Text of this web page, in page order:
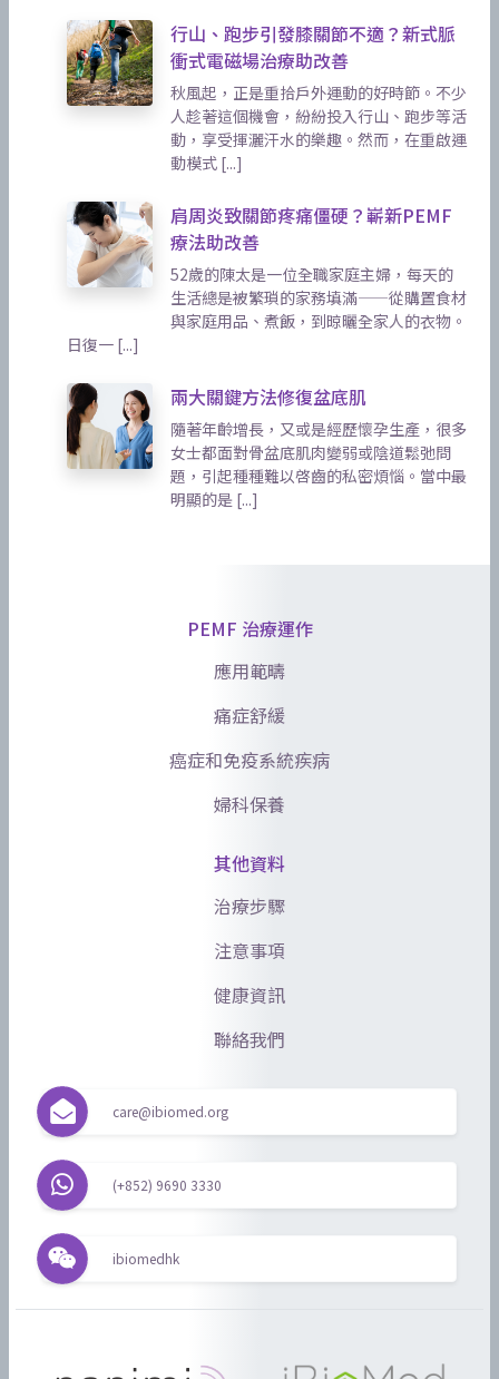
行山、跑步引發膝關節不適？新式脈
衝式電磁場治療助改善
秋風起，正是重拾戶外運動的好時節。不少
人趁著這個機會，紛紛投入行山、跑步等活
動，享受揮灑汗水的樂趣。然而，在重啟運
動模式 [...]
肩周炎致關節疼痛僵硬？嶄新PEMF
療法助改善
52歲的陳太是一位全職家庭主婦，每天的
生活總是被繁瑣的家務填滿——從購置食材
與家庭用品、煮飯，到晾曬全家人的衣物。
日復一 [...]
兩大關鍵方法修復盆底肌
隨著年齡增長，又或是經歷懷孕生產，很多
女士都面對骨盆底肌肉變弱或陰道鬆弛問
題，引起種種難以啓齒的私密煩惱。當中最
明顯的是 [...]
PEMF 治療運作
應用範疇
痛症舒緩
癌症和免疫系統疾病
婦科保養
其他資料
治療步驟
注意事項
健康資訊
聯絡我們
care@ibiomed.org
(+852) 9690 3330
ibiomedhk